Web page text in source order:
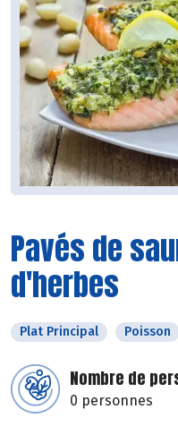
Pavés de
d'herbes
Plat Principal Poisson
Nombre de
0 personnes